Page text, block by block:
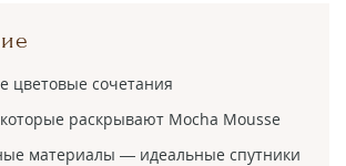
цветовые сочетания
раскрывают Mocha Mousse
материалы — идеальные спутники